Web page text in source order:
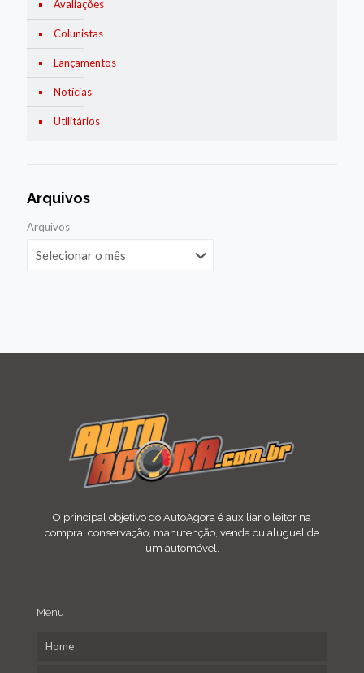
Avaliações
Colunistas
Lançamentos
Notícias
Utilitários
Arquivos
Arquivos
O principal objetivo do AutoAgora é auxiliar o leitor na
compra, conservação, manutenção, venda ou aluguel de
um automóvel.
Menu
Home